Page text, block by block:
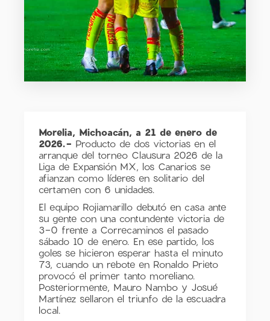
Morelia, Michoacán, a 21 de enero de
2026.- Producto de dos victorias en el
arranque del torneo Clausura 2026 de la
Liga de Expansión MX, los Canarios se
afianzan como líderes en solitario del
certamen con 6 unidades.
El equipo Rojiamarillo debutó en casa ante
su gente con una contundente victoria de
3-0 frente a Correcaminos el pasado
sábado 10 de enero. En ese partido, los
goles se hicieron esperar hasta el minuto
73, cuando un rebote en Ronaldo Prieto
provocó el primer tanto moreliano.
Posteriormente, Mauro Nambo y Josué
Martínez sellaron el triunfo de la escuadra
local.